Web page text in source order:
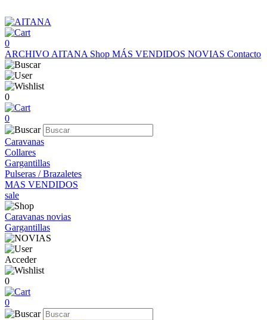
0
ARCHIVO AITANA Shop MÁS VENDIDOS NOVIAS Contacto
0
0
Caravanas
Collares
Gargantillas
Pulseras / Brazaletes
MAS VENDIDOS
sale
Caravanas novias
Gargantillas
Acceder
0
0